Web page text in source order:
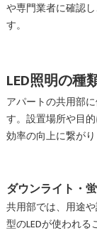
や専門業者に確認
す。
LED照明の種
アパートの共用部
す。設置場所や目
効率の向上に繋がり
ダウンライト・
共用部では、用途
型のLEDが使われ